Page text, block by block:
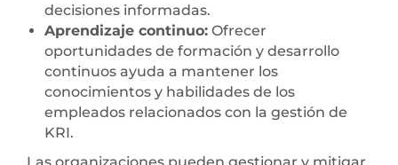
decisiones informadas.
Aprendizaje continuo: Ofrecer
oportunidades de formación y desarrollo
continuos ayuda a mantener los
conocimientos y habilidades de los
empleados relacionados con la gestión de
KRI.